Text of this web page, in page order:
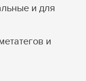
и для
и